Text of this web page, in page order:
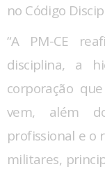
no Código
“A PM-CE
disciplina, a
corporação
vem, além
profissional e o
militares,